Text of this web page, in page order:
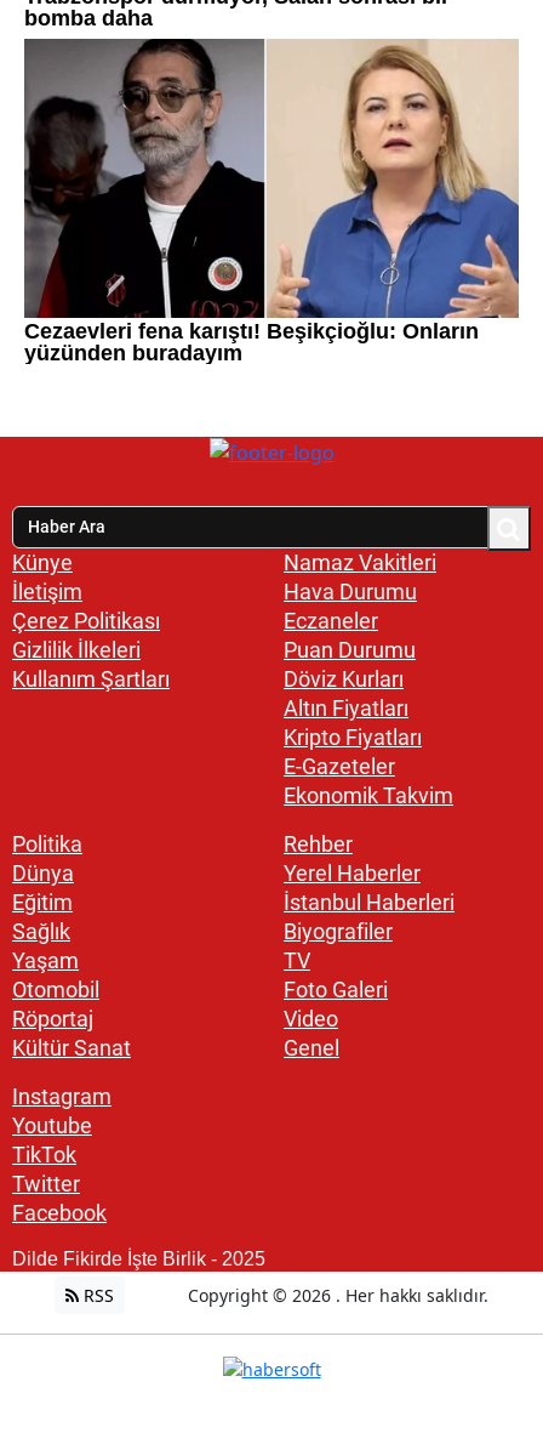
Künye
İletişim
Çerez Politikası
Gizlilik İlkeleri
Kullanım Şartları
Namaz Vakitleri
Hava Durumu
Eczaneler
Puan Durumu
Döviz Kurları
Altın Fiyatları
Kripto Fiyatları
E-Gazeteler
Ekonomik Takvim
Politika
Dünya
Eğitim
Sağlık
Yaşam
Otomobil
Röportaj
Kültür Sanat
Rehber
Yerel Haberler
İstanbul Haberleri
Biyografiler
TV
Foto Galeri
Video
Genel
Instagram
Youtube
TikTok
Twitter
Facebook
Dilde Fikirde İşte Birlik - 2025
RSS Copyright © 2026 . Her hakkı saklıdır.